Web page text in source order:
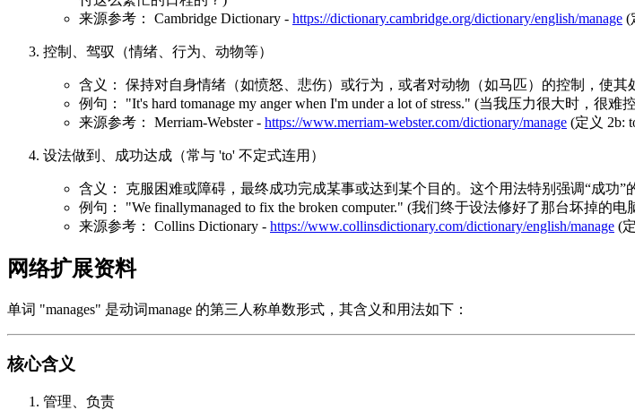
来源参考： Cambridge Dictionary - https://dictionary.cambridge.org/dictionary/english/manage (
控制、驾驭（情绪、行为、动物等）
含义： 保持对自身情绪（如愤怒、悲伤）或行为，或者对动物（如马匹）的控制，使其
例句： "It's hard tomanage my anger when I'm under a lot of stress." (当我压力很大时，很
来源参考： Merriam-Webster - https://www.merriam-webster.com/dictionary/manage (定义 2b:
设法做到、成功达成（常与 'to' 不定式连用）
含义： 克服困难或障碍，最终成功完成某事或达到某个目的。这个用法特别强调“成功”
例句： "We finallymanaged to fix the broken computer." (我们终于设法修好了那台坏掉的
来源参考： Collins Dictionary - https://www.collinsdictionary.com/dictionary/english/manage (
网络扩展资料
单词 "manages" 是动词manage 的第三人称单数形式，其含义和用法如下：
核心含义
管理、负责